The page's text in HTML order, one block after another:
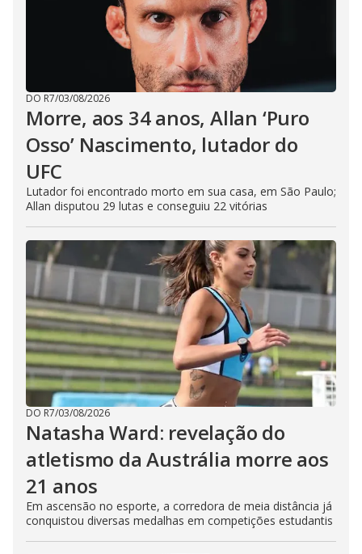
DO R7/03/08/2026
Morre, aos 34 anos, Allan ‘Puro
Osso’ Nascimento, lutador do
UFC
Lutador foi encontrado morto em sua casa, em São Paulo;
Allan disputou 29 lutas e conseguiu 22 vitórias
DO R7/03/08/2026
Natasha Ward: revelação do
atletismo da Austrália morre aos
21 anos
Em ascensão no esporte, a corredora de meia distância já
conquistou diversas medalhas em competições estudantis